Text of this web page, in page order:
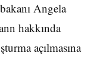
Angela
hakkında
açılmasına